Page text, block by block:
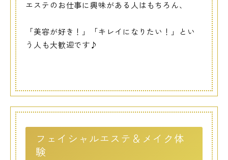
エステのお仕事に興味がある人はもちろん、
「美容が好き！」「キレイになりたい！」とい
う人も大歓迎です♪
フェイシャルエステ＆メイク体
験